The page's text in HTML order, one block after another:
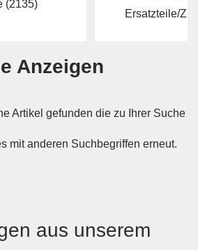
(2135)
Ersatzteile/
Anzeigen
Artikel gefunden die zu Ihrer Suche
mit anderen Suchbegriffen erneut.
aus unserem